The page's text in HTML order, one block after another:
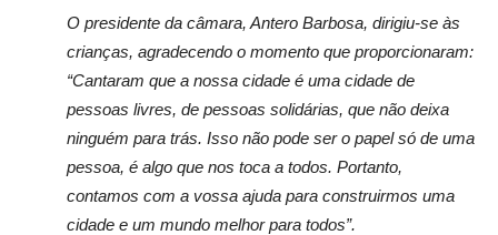
O presidente da câmara, Antero Barbosa, dirigiu-se às
crianças, agradecendo o momento que proporcionaram:
“Cantaram que a nossa cidade é uma cidade de
pessoas livres, de pessoas solidárias, que não deixa
ninguém para trás. Isso não pode ser o papel só de uma
pessoa, é algo que nos toca a todos. Portanto,
contamos com a vossa ajuda para construirmos uma
cidade e um mundo melhor para todos”.